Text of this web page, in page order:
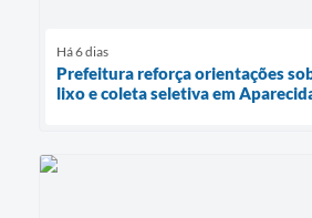
Há 6 dias
Prefeitura reforça orientações
lixo e coleta seletiva em